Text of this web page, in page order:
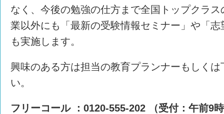
なく、今後の勉強の仕方まで全国トップクラ
業以外にも「最新の受験情報セミナー」や「
も実施します。
興味のある方は担当の教育プランナーもしく
い。
フリーコール ：0120-555-202 （受付：午前9